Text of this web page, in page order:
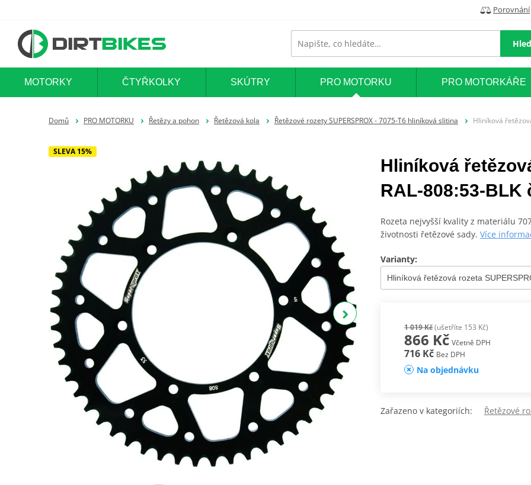
Porovnání
MOTORKY ČTYŘKOLKY SKÚTRY PRO MOTORKU PRO MOTORKÁŘE
Domů PRO MOTORKU Řetězy a pohon Řetězová kola Řetězové rozety SUPERSPROX - 7075-T6 hliníková slitina Hliníková
SLEVA 15%
Hliníková
RAL-808:53-BLK
Rozeta nejvyšší kvality z materiálu
životnosti řetězové sady. Více
Varianty:
1 019 Kč(ušetříte 153 Kč)
866 Kč Včetně DPH
716 Kč Bez DPH
Na objednávku
Zařazeno v kategoriích: Řetězové